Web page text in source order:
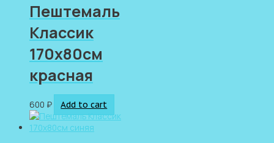
Пештемаль
Классик
170х80см
красная
600 ₽ Add to cart